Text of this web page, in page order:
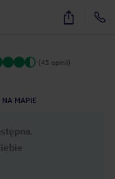
15
(45 opinii)
NA MAPIE